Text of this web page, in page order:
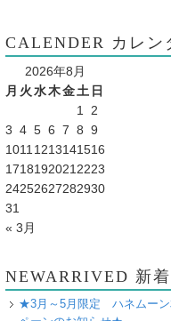
CALENDER カレン
2026年8月
月 火水木金土 日
1
2
3 4 5 6 7 8 9
1011 1213141516
1718192021 2223
24252627282930
31
« 3月
NEWARRIVED 新
★3月～5月限定 ハネムーン